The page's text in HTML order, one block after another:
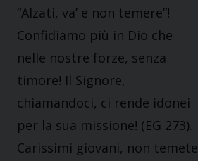
“Alzati, va’ e non temere”!
Confidiamo più in Dio che
nelle nostre forze, senza
timore! Il Signore,
chiamandoci, ci rende idonei
per la sua missione! (EG 273).
Carissimi giovani, non temete